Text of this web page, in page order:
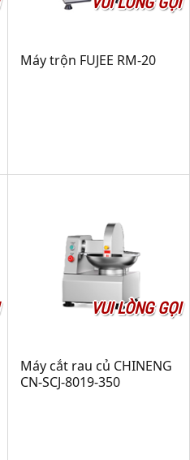
Máy trộn FUJEE RM-20
VUI LÒNG GỌI
Máy cắt rau củ CHINENG
CN-SCJ-8019-350